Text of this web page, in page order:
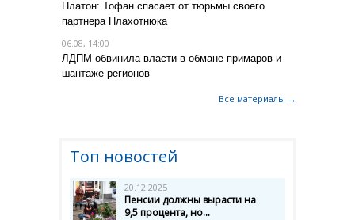
Платон: Тофан спасает от тюрьмы своего
партнера Плахотнюка
06.08, 14:00
ЛДПМ обвинила власти в обмане примаров и
шантаже регионов
Все материалы →
Топ новостей
20.12.2025
Пенсии должны вырасти на
9,5 процента, но...